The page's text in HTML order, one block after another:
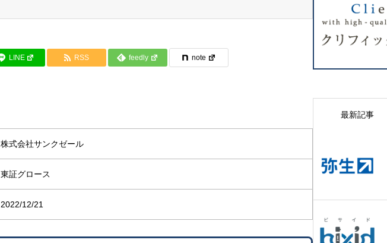
LINE RSS feedly note
株式会社サンクゼール
東証グロース
2022/12/21
最新記事